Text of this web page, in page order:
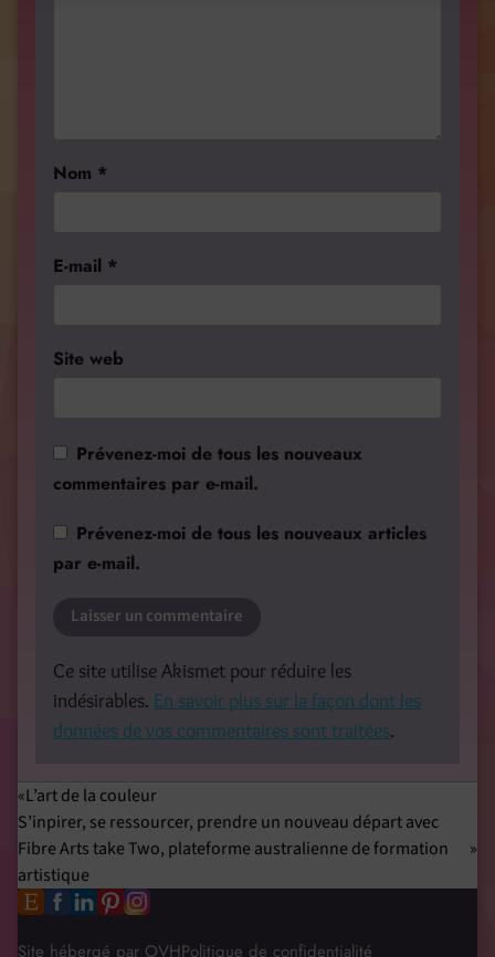
Nom *
E-mail *
Site web
Prévenez-moi de tous les nouveaux
commentaires par e-mail.
Prévenez-moi de tous les nouveaux articles
par e-mail.
Ce site utilise Akismet pour réduire les
indésirables. En savoir plus sur la façon dont les
données de vos commentaires sont traitées.
L’art de la couleur
S’inpirer, se ressourcer, prendre un nouveau départ avec
Fibre Arts take Two, plateforme australienne de formation
artistique
Site hébergé par OVHPolitique de confidentialité